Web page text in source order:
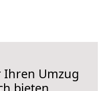
Umzug